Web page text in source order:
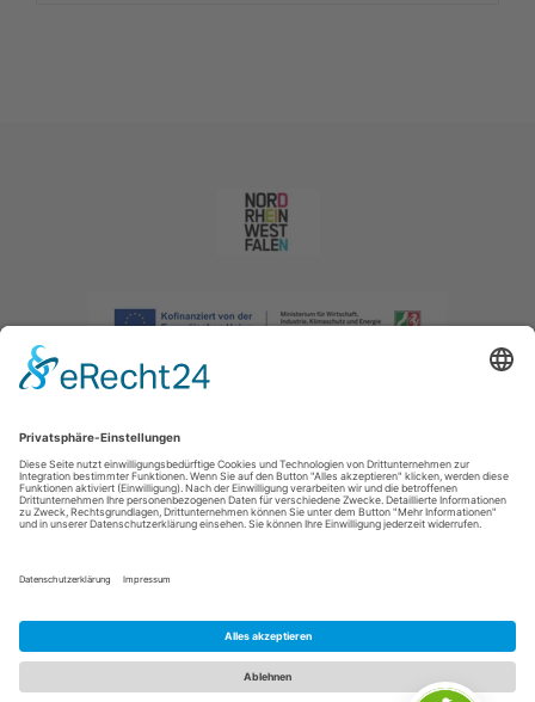
Impressum|Datenschutzerklärung|Barrierefreiheitserklärung
E: info@sauerland.com
Cookie-Einstellungen